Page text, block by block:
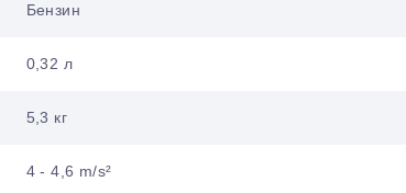
Бензин
0,32 л
5,3 кг
4 - 4,6 m/s²